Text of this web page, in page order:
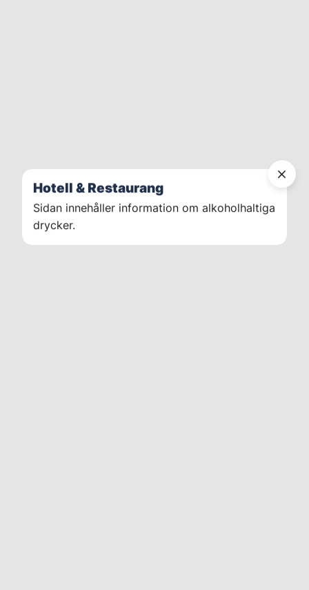
Hotell & Restaurang
Sidan innehåller information om alkoholhaltiga
drycker.